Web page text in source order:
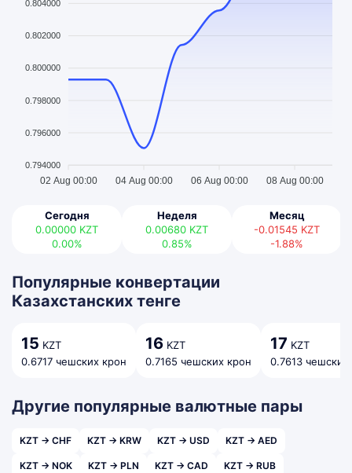
0.804000
0.802000
0.800000
0.798000
0.796000
0.794000
02 Aug 00:00 04 Aug 00:00 06 Aug 00:00 08 Aug 00:00
Сегодня
0.00000 KZT
0.00%
Неделя
0.00680 KZT
0.85%
Месяц
-0.01545 KZT
-1.88%
Популярные конвертации
Казахстанских тенге
15 KZT
0.6717 чешских крон
16 KZT
0.7165 чешских крон
17 KZT
0.7613 чешских
Другие популярные валютные пары
KZT → CHF KZT → KRW KZT → USD KZT → AED
KZT → NOK KZT → PLN KZT → CAD KZT → RUB